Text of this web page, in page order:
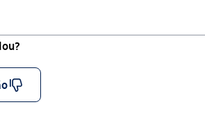
descurtir_outline